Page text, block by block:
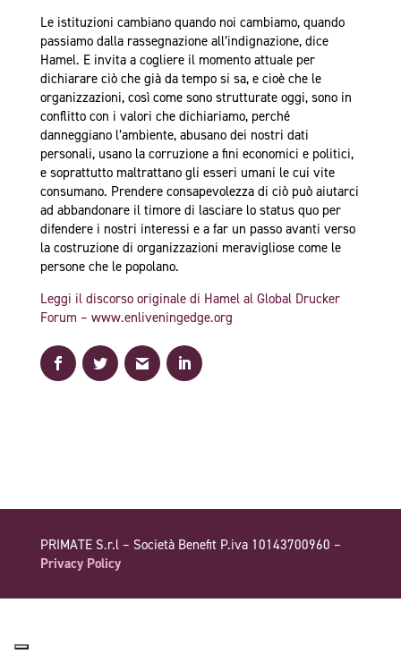
Le istituzioni cambiano quando noi cambiamo, quando
passiamo dalla rassegnazione all’indignazione, dice
Hamel. E invita a cogliere il momento attuale per
dichiarare ciò che già da tempo si sa, e cioè che le
organizzazioni, così come sono strutturate oggi, sono in
conflitto con i valori che dichiariamo, perché
danneggiano l’ambiente, abusano dei nostri dati
personali, usano la corruzione a fini economici e politici,
e soprattutto maltrattano gli esseri umani le cui vite
consumano. Prendere consapevolezza di ciò può aiutarci
ad abbandonare il timore di lasciare lo status quo per
difendere i nostri interessi e a far un passo avanti verso
la costruzione di organizzazioni meravigliose come le
persone che le popolano.
Leggi il discorso originale di Hamel al Global Drucker
Forum – www.enliveningedge.org
PRIMATE S.r.l – Società Benefit P.iva 10143700960 –
Privacy Policy